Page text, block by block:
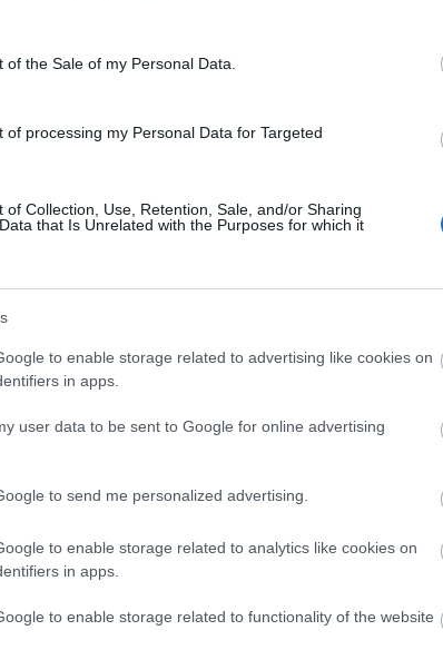
of the Sale of my Personal Data.
of processing my Personal Data for Targeted
of Collection, Use, Retention, Sale, and/or Sharing
that Is Unrelated with the Purposes for which it
to enable storage related to advertising like cookies on
in apps.
user data to be sent to Google for online advertising
to send me personalized advertising.
to enable storage related to analytics like cookies on
in apps.
to enable storage related to functionality of the website